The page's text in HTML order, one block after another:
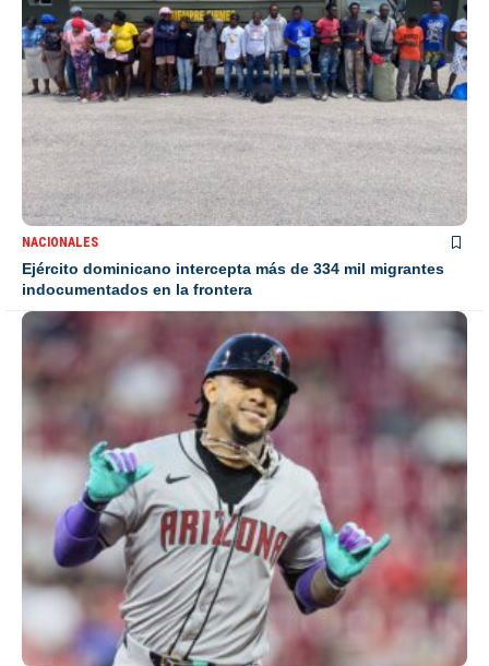
NACIONALES
Ejército dominicano intercepta más de 334 mil migrantes
indocumentados en la frontera